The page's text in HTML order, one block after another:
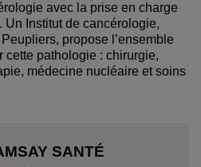
avec la prise en charge
Institut de cancérologie,
propose l’ensemble
cette pathologie : chirurgie,
médecine nucléaire et soins
SANTÉ